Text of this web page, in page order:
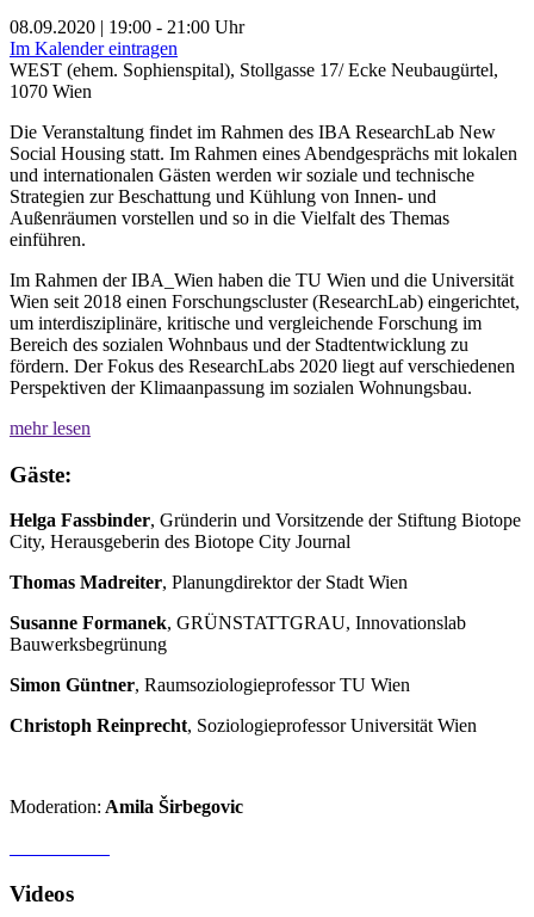
08.09.2020 | 19:00 - 21:00 Uhr
Im Kalender eintragen
WEST (ehem. Sophienspital), Stollgasse 17/ Ecke Neubaugürtel,
1070 Wien
Die Veranstaltung findet im Rahmen des IBA ResearchLab New
Social Housing statt. Im Rahmen eines Abendgesprächs mit lokalen
und internationalen Gästen werden wir soziale und technische
Strategien zur Beschattung und Kühlung von Innen- und
Außenräumen vorstellen und so in die Vielfalt des Themas
einführen.
Im Rahmen der IBA_Wien haben die TU Wien und die Universität
Wien seit 2018 einen Forschungscluster (ResearchLab) eingerichtet,
um interdisziplinäre, kritische und vergleichende Forschung im
Bereich des sozialen Wohnbaus und der Stadtentwicklung zu
fördern. Der Fokus des ResearchLabs 2020 liegt auf verschiedenen
Perspektiven der Klimaanpassung im sozialen Wohnungsbau.
mehr lesen
Gäste:
Helga Fassbinder, Gründerin und Vorsitzende der Stiftung Biotope
City, Herausgeberin des Biotope City Journal
Thomas Madreiter, Planungdirektor der Stadt Wien
Susanne Formanek, GRÜNSTATTGRAU, Innovationslab
Bauwerksbegrünung
Simon Güntner, Raumsoziologieprofessor TU Wien
Christoph Reinprecht, Soziologieprofessor Universität Wien
Moderation: Amila Širbegovic
Videos